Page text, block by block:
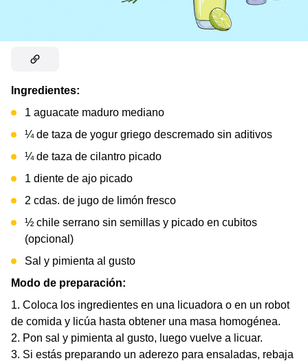
Ingredientes:
1 aguacate maduro mediano
¼ de taza de yogur griego descremado sin aditivos
¼ de taza de cilantro picado
1 diente de ajo picado
2 cdas. de jugo de limón fresco
½ chile serrano sin semillas y picado en cubitos
(opcional)
Sal y pimienta al gusto
Modo de preparación:
Coloca los ingredientes en una licuadora o en un robot
de comida y licúa hasta obtener una masa homogénea.
Pon sal y pimienta al gusto, luego vuelve a licuar.
Si estás preparando un aderezo para ensaladas, rebaja